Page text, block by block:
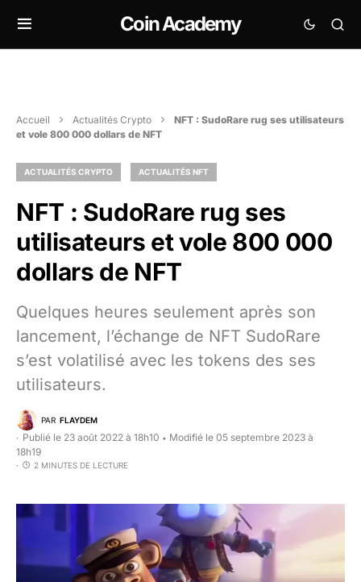
Coin Academy
Accueil Actualités Crypto
NFT : SudoRare rug ses utilisateurs
et vole 800 000 dollars de NFT
ACTUALITÉS CRYPTO ACTUALITÉS NFT
NFT : SudoRare rug ses
utilisateurs et vole 800 000
dollars de NFT
Quelques heures seulement après son
lancement, l’échange de NFT SudoRare
s’est volatilisé avec les tokens des ses
utilisateurs.
PAR FLAYDEM
Publié le 23 août 2022 à 18h10 • Modifié le 05 septembre 2023 à
18h19
2 MINUTES DE LECTURE